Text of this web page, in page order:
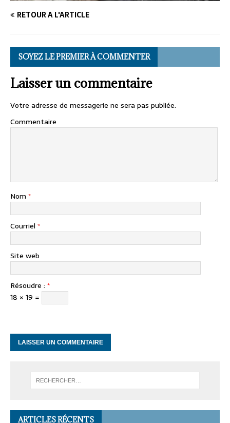
RETOUR À L'ARTICLE
SOYEZ LE PREMIER À COMMENTER
Laisser un commentaire
Votre adresse de messagerie ne sera pas publiée.
Commentaire
Nom *
Courriel *
Site web
Résoudre : *
18 × 19 =
ARTICLES RÉCENTS